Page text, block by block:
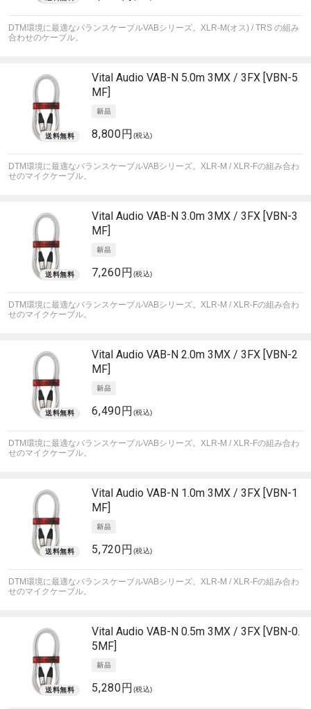
DTM環境に最適なバランスケーブルVABシリーズ。XLR-M(オス) / TRS の組み
合わせのケーブル。
Vital Audio VAB-N 5.0m 3MX / 3FX [VBN-5
MF]
8,800円 (税込)
DTM環境に最適なバランスケーブルVABシリーズ。XLR-M / XLR-Fの組み合わ
せのマイクケーブル。
Vital Audio VAB-N 3.0m 3MX / 3FX [VBN-3
MF]
7,260円 (税込)
DTM環境に最適なバランスケーブルVABシリーズ。XLR-M / XLR-Fの組み合わ
せのマイクケーブル。
Vital Audio VAB-N 2.0m 3MX / 3FX [VBN-2
MF]
6,490円 (税込)
DTM環境に最適なバランスケーブルVABシリーズ。XLR-M / XLR-Fの組み合わ
せのマイクケーブル。
Vital Audio VAB-N 1.0m 3MX / 3FX [VBN-1
MF]
5,720円 (税込)
DTM環境に最適なバランスケーブルVABシリーズ。XLR-M / XLR-Fの組み合わ
せのマイクケーブル。
Vital Audio VAB-N 0.5m 3MX / 3FX [VBN-0.
5MF]
5,280円 (税込)